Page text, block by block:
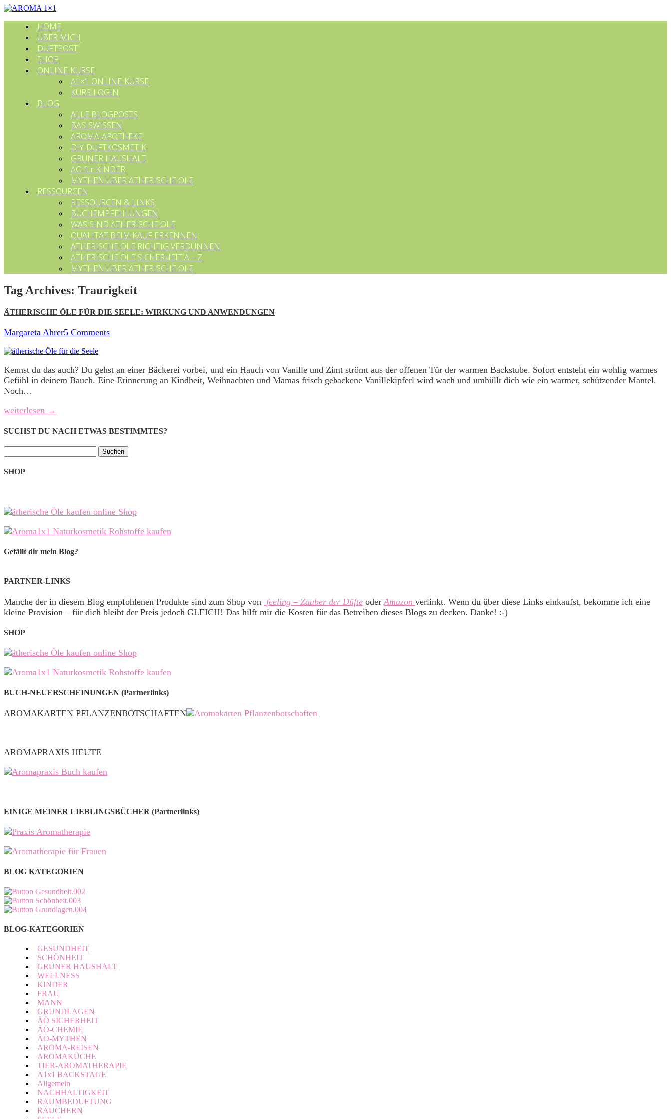
HOME
ÜBER MICH
DUFTPOST
SHOP
ONLINE-KURSE
A1×1 ONLINE-KURSE
KURS-LOGIN
BLOG
ALLE BLOGPOSTS
BASISWISSEN
AROMA-APOTHEKE
DIY-DUFTKOSMETIK
GRÜNER HAUSHALT
ÄÖ für KINDER
MYTHEN ÜBER ÄTHERISCHE ÖLE
RESSOURCEN
RESSOURCEN & LINKS
BUCHEMPFEHLUNGEN
WAS SIND ÄTHERISCHE ÖLE
QUALITÄT BEIM KAUF ERKENNEN
ÄTHERISCHE ÖLE RICHTIG VERDÜNNEN
ÄTHERISCHE ÖLE SICHERHEIT A – Z
MYTHEN ÜBER ÄTHERISCHE ÖLE
Tag Archives: Traurigkeit
ÄTHERISCHE ÖLE FÜR DIE SEELE: WIRKUNG UND ANWENDUNGEN
Margareta Ahrer5 Comments
Kennst du das auch? Du gehst an einer Bäckerei vorbei, und ein Hauch von Vanille und Zimt strömt aus der offenen Tür der warmen Backstube. Sofort entsteht ein wohlig warmes
Gefühl in deinem Bauch. Eine Erinnerung an Kindheit, Weihnachten und Mamas frisch gebackene Vanillekipferl wird wach und umhüllt dich wie ein warmer, schützender Mantel.
Noch…
weiterlesen →
SUCHST DU NACH ETWAS BESTIMMTES?
nach:
SHOP
Gefällt dir mein Blog?
PARTNER-LINKS
Manche der in diesem Blog empfohlenen Produkte sind zum Shop von feeling – Zauber der Düfte oder Amazon verlinkt. Wenn du über diese Links einkaufst, bekomme ich eine
kleine Provision – für dich bleibt der Preis jedoch GLEICH! Das hilft mir die Kosten für das Betreiben dieses Blogs zu decken. Danke! :-)
SHOP
BUCH-NEUERSCHEINUNGEN (Partnerlinks)
AROMAKARTEN PFLANZENBOTSCHAFTEN
AROMAPRAXIS HEUTE
EINIGE MEINER LIEBLINGSBÜCHER (Partnerlinks)
BLOG KATEGORIEN
BLOG-KATEGORIEN
GESUNDHEIT
SCHÖNHEIT
GRÜNER HAUSHALT
WELLNESS
KINDER
FRAU
MANN
GRUNDLAGEN
ÄÖ SICHERHEIT
ÄÖ-CHEMIE
ÄÖ-MYTHEN
AROMA-REISEN
AROMAKÜCHE
TIER-AROMATHERAPIE
A1x1 BACKSTAGE
Allgemein
NACHHALTIGKEIT
RAUMBEDUFTUNG
RÄUCHERN